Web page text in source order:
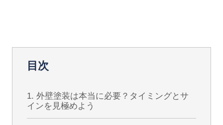
目次
1. 外壁塗装は本当に必要？タイミングとサ
インを見極めよう